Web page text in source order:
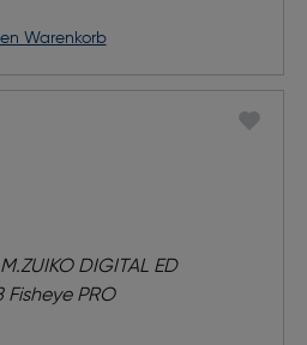
Warenkorb